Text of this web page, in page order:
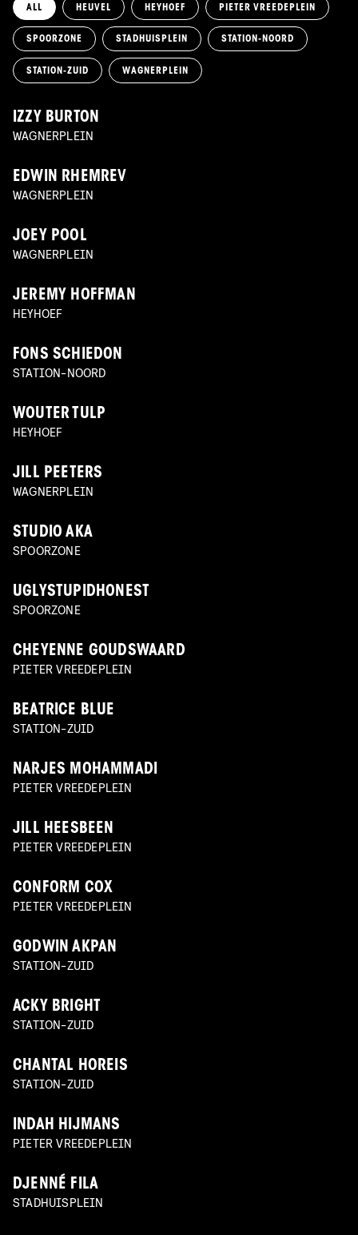
ALL HEUVEL HEYHOEF PIETER VREEDEPLEIN
SPOORZONE STADHUISPLEIN STATION-NOORD
STATION-ZUID WAGNERPLEIN
IZZY BURTON
WAGNERPLEIN
EDWIN RHEMREV
WAGNERPLEIN
JOEY POOL
WAGNERPLEIN
JEREMY HOFFMAN
HEYHOEF
FONS SCHIEDON
STATION-NOORD
WOUTER TULP
HEYHOEF
JILL PEETERS
WAGNERPLEIN
STUDIO AKA
SPOORZONE
UGLYSTUPIDHONEST
SPOORZONE
CHEYENNE GOUDSWAARD
PIETER VREEDEPLEIN
BEATRICE BLUE
STATION-ZUID
NARJES MOHAMMADI
PIETER VREEDEPLEIN
JILL HEESBEEN
PIETER VREEDEPLEIN
CONFORM COX
PIETER VREEDEPLEIN
GODWIN AKPAN
STATION-ZUID
ACKY BRIGHT
STATION-ZUID
CHANTAL HOREIS
STATION-ZUID
INDAH HIJMANS
PIETER VREEDEPLEIN
DJENNÉ FILA
STADHUISPLEIN